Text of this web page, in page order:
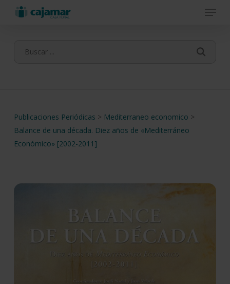
Menu
Publicaciones Periódicas > Mediterraneo economico >
Balance de una década. Diez años de «Mediterráneo
Económico» [2002-2011]